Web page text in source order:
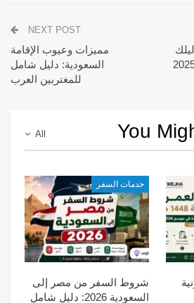
NEXT POST
مميزات وعيوب الإقامة
السعودية: دليل شامل
للمغتربين العرب
All You
خدمات السفر
شروط السفر من مصر إلى
السعودية 2026: دليل شامل